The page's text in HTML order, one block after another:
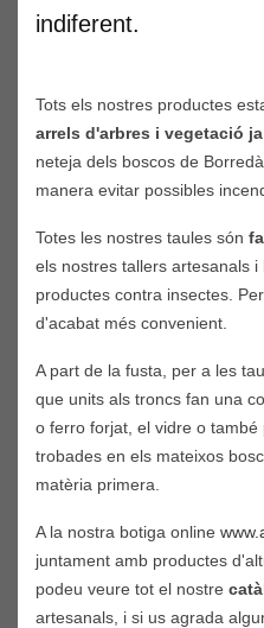
indiferent.
Tots els nostres productes
arrels d'arbres i vegetació
neteja dels boscos de
manera evitar possibles
Totes les nostres taules són
els nostres tallers artesanals
productes contra insectes.
d'acabat més convenient.
A part de la fusta, per a les
que units als troncs fan una
o ferro forjat, el vidre o
trobades en els mateixos
matèria primera.
A la nostra botiga online
juntament amb productes
podeu veure tot el nostre
artesanals, i si us agrada